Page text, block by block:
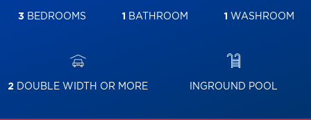
3 BEDROOMS 1 BATHROOM 1 WASHROOM
2 DOUBLE WIDTH OR MORE INGROUND POOL